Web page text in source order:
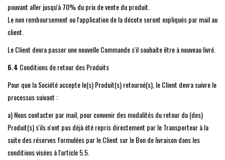
pouvant aller jusqu'à 70% du prix de vente du produit.
Le non remboursement ou l'application de la décote seront expliqués par mail au
client.
Le Client devra passer une nouvelle Commande s'il souhaite être à nouveau livré.
6.4 Conditions de retour des Produits
Pour que la Société accepte le(s) Produit(s) retourné(s), le Client devra suivre le
processus suivant :
a) Nous contacter par mail, pour convenir des modalités du retour du (des)
Produit(s) s'ils n'ont pas déjà été repris directement par le Transporteur à la
suite des réserves formulées par le Client sur le Bon de livraison dans les
conditions visées à l'article 5.5.